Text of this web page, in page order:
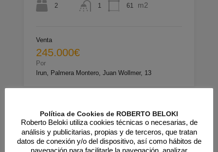
2 1 61 m2
Venta
245.000€
Por
Irun, Palmera Montero, Juan Wollmer, 13
Política de Cookies de ROBERTO BELOKI
Roberto Beloki utiliza cookies técnicas o necesarias, de
análisis y publicitarias, propias y de terceros, que tratan
datos de conexión y/o del dispositivo, así como hábitos de
navegación para facilitarle la navegación, analizar